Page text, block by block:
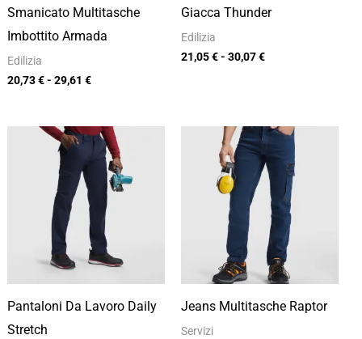
Smanicato Multitasche
Imbottito Armada
Edilizia
20,73€- 29,61 €
Giacca Thunder
Edilizia
21,05€- 30,07€
Pantaloni Da Lavoro Daily
Stretch
Fascia
di
prezzo:
16,99 €
24,27 €
Jeans Multitasche Raptor
Servizi
Fascia
di
prezzo:
da
21,01 €
30,01 €